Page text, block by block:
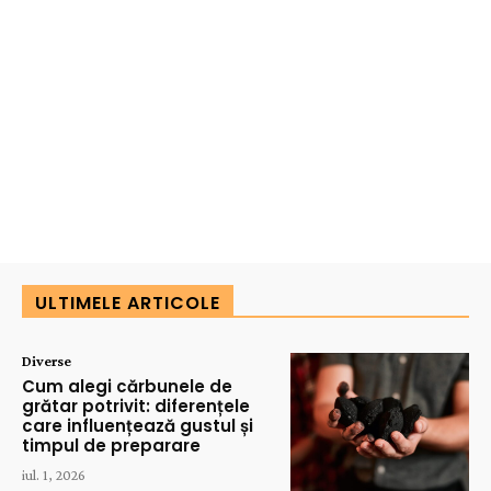
ULTIMELE ARTICOLE
Diverse
Cum alegi cărbunele de
grătar potrivit: diferențele
care influențează gustul și
timpul de preparare
iul. 1, 2026